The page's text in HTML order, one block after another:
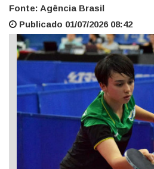
Fonte: Agência Brasil
Publicado 01/07/2026 08:42